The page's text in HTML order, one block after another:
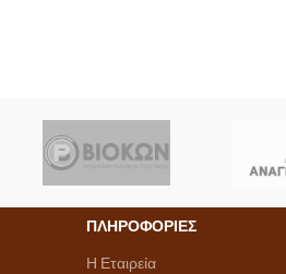
ΠΛΗΡΟΦΟΡΙΕΣ
Η Εταιρεία